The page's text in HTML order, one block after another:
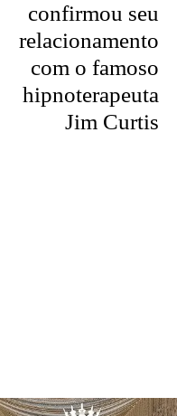
confirmou seu
relacionamento
com o famoso
hipnoterapeuta
Jim Curtis